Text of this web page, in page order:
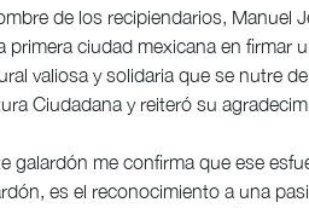
de los recipiendarios, Manuel
primera ciudad mexicana en firmar
valiosa y solidaria que se nutre
Ciudadana y reiteró su
galardón me confirma que ese
es el reconocimiento a una